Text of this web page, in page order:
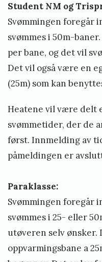
Student NM og
Svømmingen foregår
svømmes i 50m-
per bane, og det vil
Det vil også være en
(25m) som kan
Heatene vil være delt
svømmetider, der de
først. Innmelding av
påmeldingen er
Paraklasse:
Svømmingen foregår
svømmes i 25- eller
utøveren selv ønsker.
oppvarmingsbane a